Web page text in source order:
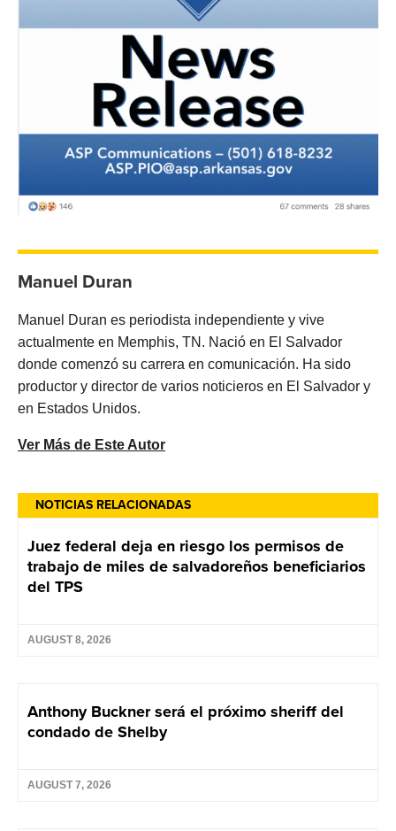
NOTICIAS RELACIONADAS
Juez federal deja en riesgo los permisos de
trabajo de miles de salvadoreños beneficiarios
del TPS
AUGUST 8, 2026
Anthony Buckner será el próximo sheriff del
condado de Shelby
AUGUST 7, 2026
Manuel Duran
Manuel Duran es periodista independiente y vive
actualmente en Memphis, TN. Nació en El Salvador
donde comenzó su carrera en comunicación. Ha sido
productor y director de varios noticieros en El Salvador y
en Estados Unidos.
Ver Más de Este Autor